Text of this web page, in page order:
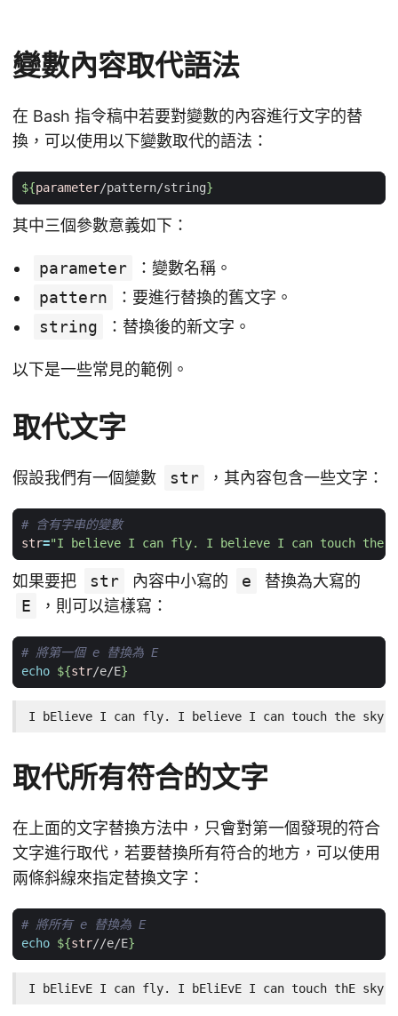
變數內容取代語法
在 Bash 指令稿中若要對變數的內容進行文字的替
換，可以使用以下變數取代的語法：
${parameter/pattern/string}
其中三個參數意義如下：
parameter
：變數名稱。
pattern
：要進行替換的舊文字。
string
：替換後的新文字。
以下是一些常見的範例。
取代文字
假設我們有一個變數 str ，其內容包含一些文字：
# 含有字串的變數
str="I believe I can fly. I believe I can touch the
如果要把 str 內容中小寫的 e
替換為大寫的
E
，則可以這樣寫：
# 將第一個 e 替換為 E
echo ${str/e/E}
I bElieve I can fly. I believe I can touch the sky.
取代所有符合的文字
在上面的文字替換方法中，只會對第一個發現的符合
文字進行取代，若要替換所有符合的地方，可以使用
兩條斜線來指定替換文字：
# 將所有 e 替換為 E
echo ${str//e/E}
I bEliEvE I can fly. I bEliEvE I can touch thE sky.